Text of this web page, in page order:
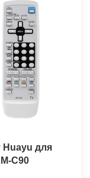
Huayu для
C90